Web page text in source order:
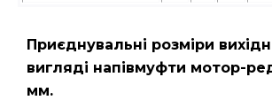
Приєднувальні розміри
вигляді напівмуфти мотор-
мм.